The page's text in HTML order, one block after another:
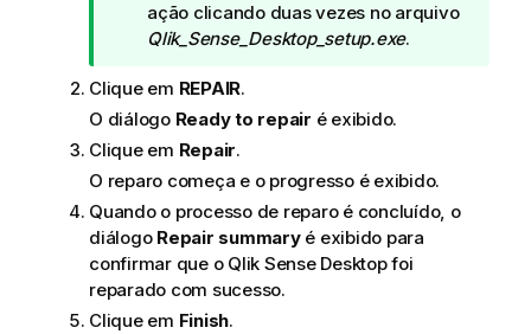
o
t
d
e
d
a
ação clicando duas vezes no arquivo
Qlik_Sense_Desktop_setup.exe.
Clique em REPAIR.
O diálogo Ready to repair é exibido.
Clique em Repair.
O reparo começa e o progresso é exibido.
Quando o processo de reparo é concluído, o
diálogo Repair summaryé exibido para
confirmar que o Qlik Sense Desktopfoi
reparado com sucesso.
Clique em Finish.